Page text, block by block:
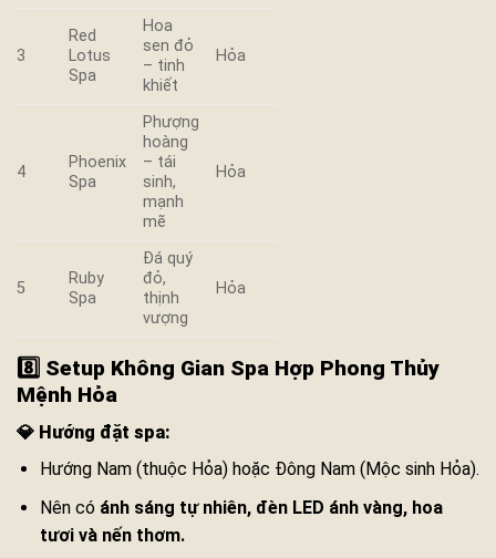
3
Red
Lotus
Spa
Hoa
sen đỏ
– tinh
khiết
Hỏa
4
Phoenix
Spa
Phượng
hoàng
– tái
sinh,
mạnh
mẽ
Hỏa
5
Ruby
Spa
Đá quý
đỏ,
thịnh
vượng
Hỏa
8️⃣ Setup Không Gian Spa Hợp Phong Thủy
Mệnh Hỏa
💎 Hướng đặt spa:
Hướng Nam (thuộc Hỏa) hoặc Đông Nam (Mộc sinh Hỏa).
Nên có ánh sáng tự nhiên, đèn LED ánh vàng, hoa
tươi và nến thơm.